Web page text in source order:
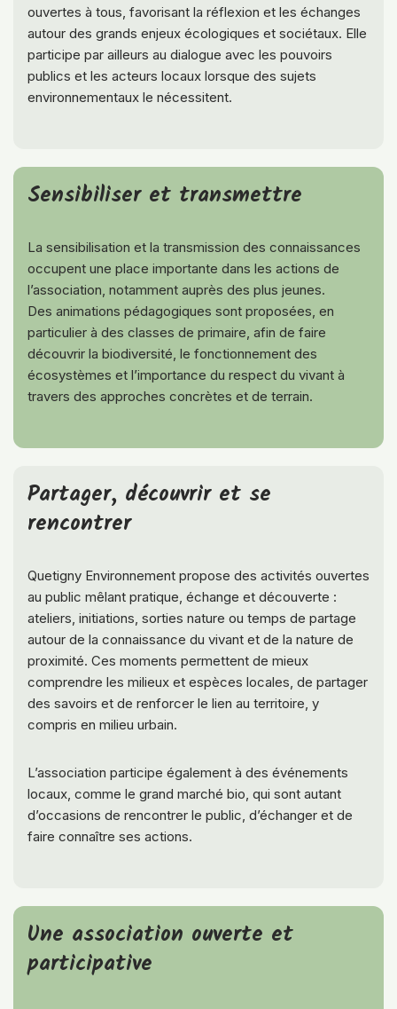
ouvertes à tous, favorisant la réflexion et les échanges
autour des grands enjeux écologiques et sociétaux. Elle
participe par ailleurs au dialogue avec les pouvoirs
publics et les acteurs locaux lorsque des sujets
environnementaux le nécessitent.
Sensibiliser et transmettre
La sensibilisation et la transmission des connaissances
occupent une place importante dans les actions de
l’association, notamment auprès des plus jeunes.
Des animations pédagogiques sont proposées, en
particulier à des classes de primaire, afin de faire
découvrir la biodiversité, le fonctionnement des
écosystèmes et l’importance du respect du vivant à
travers des approches concrètes et de terrain.
Partager, découvrir et se
rencontrer
Quetigny Environnement propose des activités ouvertes
au public mêlant pratique, échange et découverte :
ateliers, initiations, sorties nature ou temps de partage
autour de la connaissance du vivant et de la nature de
proximité. Ces moments permettent de mieux
comprendre les milieux et espèces locales, de partager
des savoirs et de renforcer le lien au territoire, y
compris en milieu urbain.
L’association participe également à des événements
locaux, comme le grand marché bio, qui sont autant
d’occasions de rencontrer le public, d’échanger et de
faire connaître ses actions.
Une association ouverte et
participative